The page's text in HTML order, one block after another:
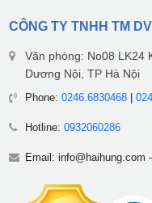
CÔNG TY TNHH TM
Văn phòng: No08 LK24
Dương Nội, TP Hà Nội
Phone: 0246.6830468|
Hotline: 0932060286
Email: info@haihung.com -